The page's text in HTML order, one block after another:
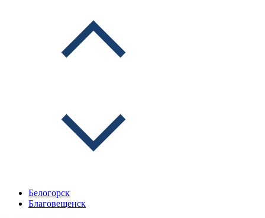
Белогорск
Благовещенск